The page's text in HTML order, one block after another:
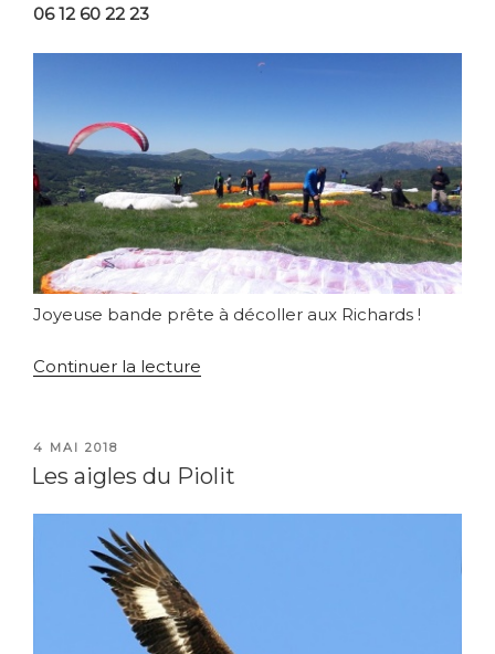
06 12 60 22 23
Joyeuse bande prête à décoller aux Richards !
Continuer la lecture
PUBLIÉ
LE
4 MAI 2018
Les aigles du Piolit